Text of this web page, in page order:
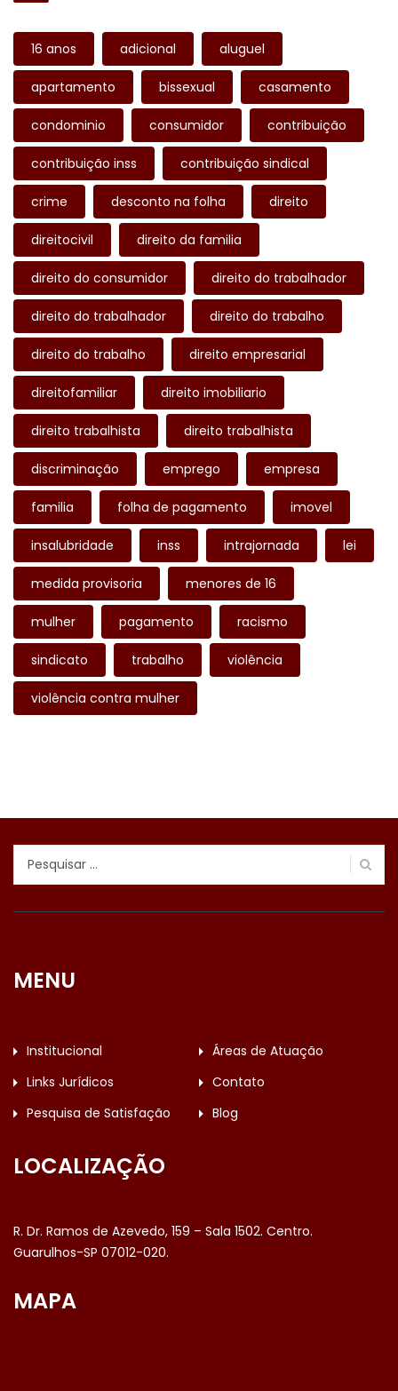
16 anos adicional aluguel
apartamento bissexual casamento
condominio consumidor contribuição
contribuição inss contribuição sindical
crime desconto na folha direito
direitocivil direito da familia
direito do consumidor direito do trabalhador
direito do trabalhador direito do trabalho
direito do trabalho direito empresarial
direitofamiliar direito imobiliario
direito trabalhista direito trabalhista
discriminação emprego empresa
familia folha de pagamento imovel
insalubridade inss intrajornada lei
medida provisoria menores de 16
mulher pagamento racismo
sindicato trabalho violência
violência contra mulher
Pesquisar
MENU
Institucional
Áreas de Atuação
Links Jurídicos
Contato
Pesquisa de Satisfação
Blog
LOCALIZAÇÃO
R. Dr. Ramos de Azevedo, 159 – Sala 1502. Centro.
Guarulhos-SP 07012-020.
MAPA